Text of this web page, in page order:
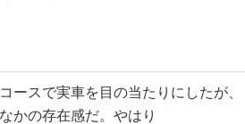
スで実車を目の当たりにしたが、
かの存在感だ。やはり